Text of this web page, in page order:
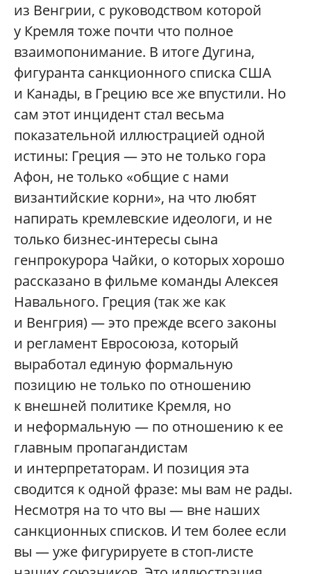
из Венгрии, с руководством которой
у Кремля тоже почти что полное
взаимопонимание. В итоге Дугина,
фигуранта санкционного списка США
и Канады, в Грецию все же впустили. Но
сам этот инцидент стал весьма
показательной иллюстрацией одной
истины: Греция — это не только гора
Афон, не только «общие с нами
византийские корни», на что любят
напирать кремлевские идеологи, и не
только бизнес-интересы сына
генпрокурора Чайки, о которых хорошо
рассказано в фильме команды Алексея
Навального. Греция (так же как
и Венгрия) — это прежде всего законы
и регламент Евросоюза, который
выработал единую формальную
позицию не только по отношению
к внешней политике Кремля, но
и неформальную — по отношению к ее
главным пропагандистам
и интерпретаторам. И позиция эта
сводится к одной фразе: мы вам не рады.
Несмотря на то что вы — вне наших
санкционных списков. И тем более если
вы — уже фигурируете в стоп-листе